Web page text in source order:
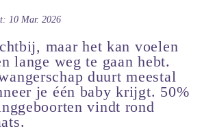
10 Mar. 2026
maar het kan voelen
lange weg te gaan hebt.
duurt meestal
je één baby krijgt. 50%
vindt rond